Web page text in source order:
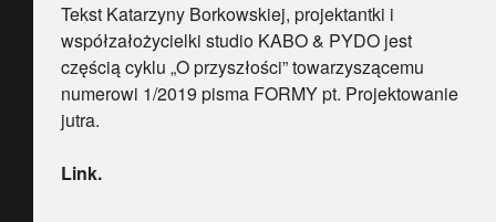
Tekst Katarzyny Borkowskiej, projektantki i
współzałożycielki studio KABO & PYDO jest
częścią cyklu „O przyszłości” towarzyszącemu
numerowi 1/2019 pisma FORMY pt. Projektowanie
jutra.
Link.